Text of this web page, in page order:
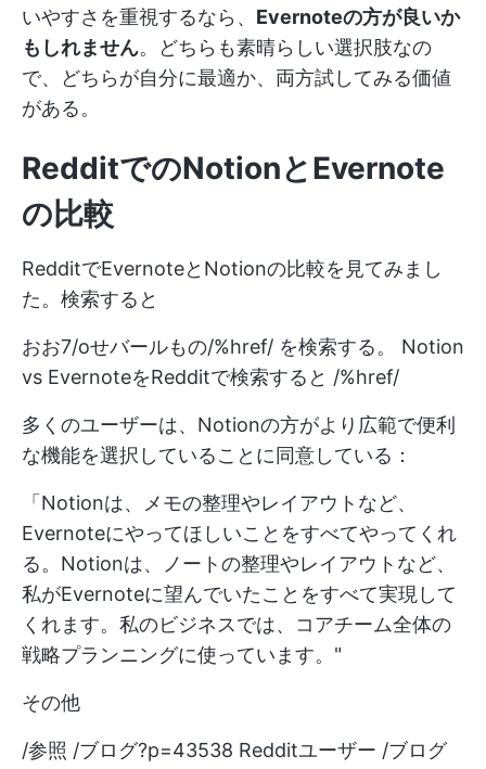
いやすさを重視するなら、 Evernoteの方が良いか
もしれません。どちらも素晴らしい選択肢なの
で、どちらが自分に最適か、両方試してみる価値
がある。
RedditでのNotionとEvernote
の比較
RedditでEvernoteとNotionの比較を見てみまし
た。検索すると
おお7/oせバールもの/%href/ を検索する。 Notion
vs EvernoteをRedditで検索すると /%href/
多くのユーザーは、Notionの方がより広範で便利
な機能を選択していることに同意している：
「Notionは、メモの整理やレイアウトなど、
Evernoteにやってほしいことをすべてやってくれ
る。Notionは、ノートの整理やレイアウトなど、
私がEvernoteに望んでいたことをすべて実現して
くれます。私のビジネスでは、コアチーム全体の
戦略プランニングに使っています。"
その他
/参照 /ブログ?p=43538 Redditユーザー /ブログ